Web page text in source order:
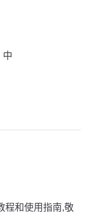
中
程和使用指南,敬